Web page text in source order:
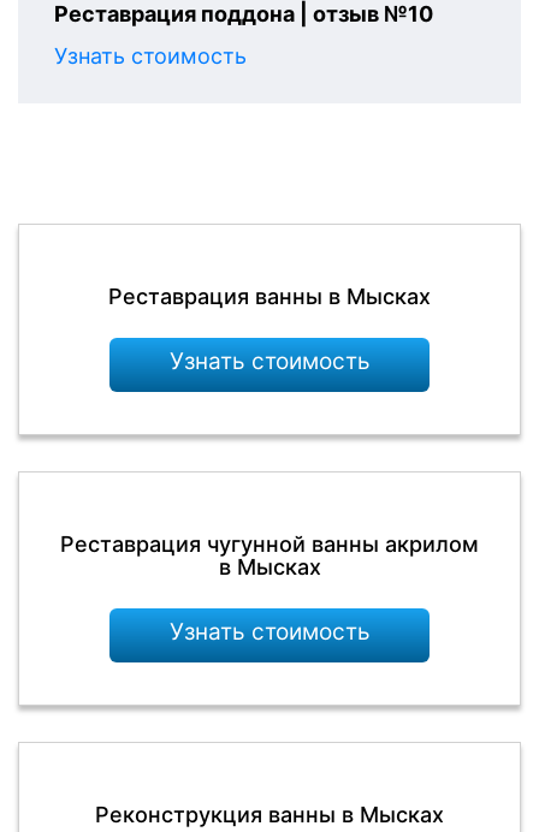
Реставрация поддона | отзыв №10
Узнать стоимость
Реставрация ванны в Мысках
Узнать стоимость
Реставрация чугунной ванны акрилом
в Мысках
Узнать стоимость
Реконструкция ванны в Мысках